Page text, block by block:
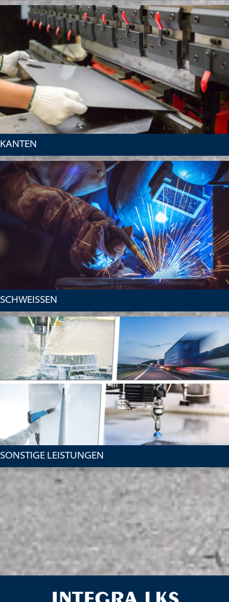
KANTEN
SCHWEISSEN
SONSTIGE LEISTUNGEN